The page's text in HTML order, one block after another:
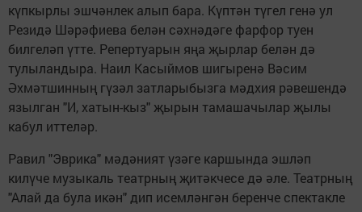
күпкырлы эшчәнлек алып бара. Күптән түгел генә ул
Резидә Шәрәфиева белән сәхнәдәге фарфор туен
билгеләп үтте. Репертуарын яңа җырлар белән дә
тулыландыра. Наил Касыймов шигыренә Вәсим
Әхмәтшинның гүзәл затларыбызга мәдхия рәвешендә
язылган "И, хатын-кыз" җырын тамашачылар җылы
кабул иттеләр.
Равил "Эврика" мәдәният үзәге каршында эшләп
килүче музыкаль театрның җитәкчесе дә әле. Театрның
"Алай да була икән" дип исемләнгән беренче спектакле